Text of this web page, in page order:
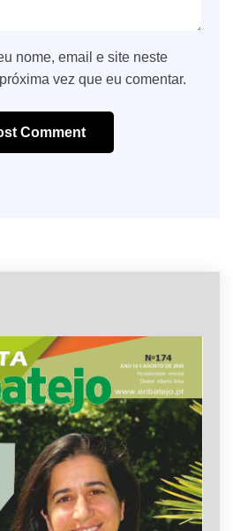
nome, email e site neste
vez que eu comentar.
Comment